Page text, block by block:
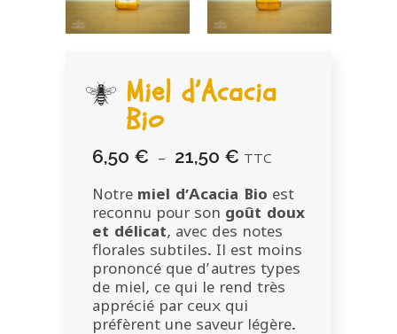
Miel d’Acacia
Bio
6,50 € – 21,50 € Plage
prix :
6,50 €
à
21,50 €
TTC
Notre miel d’Acacia Bio est
reconnu pour son goût doux
et délicat, avec des notes
florales subtiles. Il est moins
prononcé que d’autres types
de miel, ce qui le rend très
apprécié par ceux qui
préfèrent une saveur légère.